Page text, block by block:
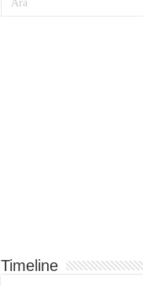
Timeline